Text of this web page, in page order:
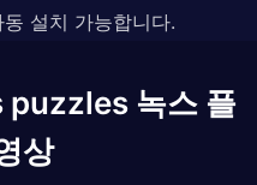
설치 가능합니다.
녹스 플
상